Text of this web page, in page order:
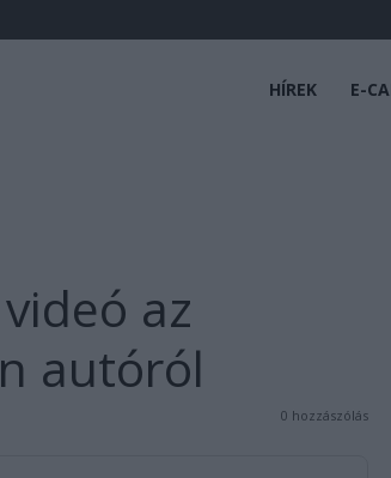
HÍREK E-
az
autóról
0 hozzászólás